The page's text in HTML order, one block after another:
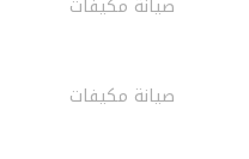
صيانة مكيفات